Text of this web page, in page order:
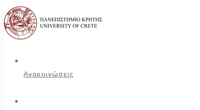
Ανακοινώσεις